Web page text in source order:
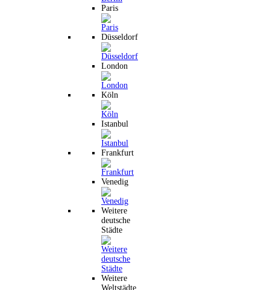
Paris
Düsseldorf
London
Köln
Istanbul
Frankfurt
Venedig
Weitere
deutsche
Städte
Weitere
Weltstädte